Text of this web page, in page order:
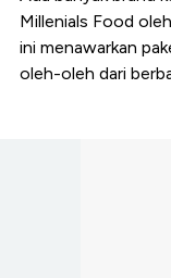
Millenials Food
ini menawarkan
oleh-oleh dari